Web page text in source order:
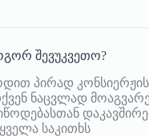
შევუკვეთო?
პირად
ნაცვლად
ყველა საკითხს